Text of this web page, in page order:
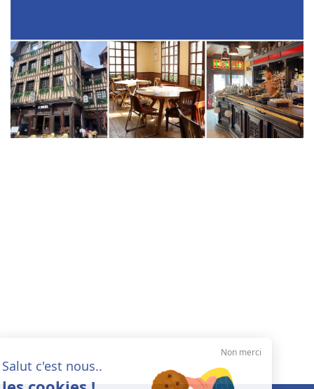
Non merci
Salut c'est nous..